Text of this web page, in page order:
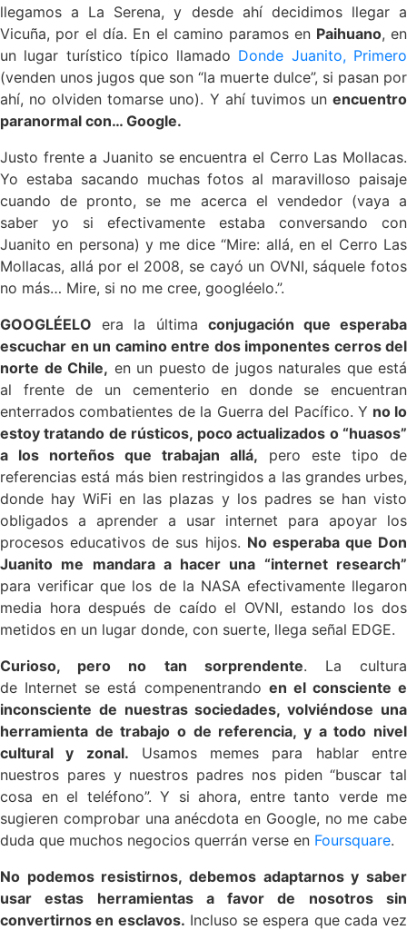
llegamos a La Serena, y desde ahí decidimos llegar a
Vicuña, por el día. En el camino paramos en Paihuano, en
un lugar turístico típico llamado Donde Juanito, Primero
(venden unos jugos que son “la muerte dulce”, si pasan por
ahí, no olviden tomarse uno). Y ahí tuvimos un encuentro
paranormal con… Google.
Justo frente a Juanito se encuentra el Cerro Las Mollacas.
Yo estaba sacando muchas fotos al maravilloso paisaje
cuando de pronto, se me acerca el vendedor (vaya a
saber yo si efectivamente estaba conversando con
Juanito en persona) y me dice “Mire: allá, en el Cerro Las
Mollacas, allá por el 2008, se cayó un OVNI, sáquele fotos
no más… Mire, si no me cree, googléelo.”.
GOOGLÉELO era la última conjugación que esperaba
escuchar en un camino entre dos imponentes cerros del
norte de Chile, en un puesto de jugos naturales que está
al frente de un cementerio en donde se encuentran
enterrados combatientes de la Guerra del Pacífico. Y no lo
estoy tratando de rústicos, poco actualizados o “huasos”
a los norteños que trabajan allá, pero este tipo de
referencias está más bien restringidos a las grandes urbes,
donde hay WiFi en las plazas y los padres se han visto
obligados a aprender a usar internet para apoyar los
procesos educativos de sus hijos. No esperaba que Don
Juanito me mandara a hacer una “internet research”
para verificar que los de la NASA efectivamente llegaron
media hora después de caído el OVNI, estando los dos
metidos en un lugar donde, con suerte, llega señal EDGE.
Curioso, pero no tan sorprendente. La cultura
de Internet se está compenentrando en el consciente e
inconsciente de nuestras sociedades, volviéndose una
herramienta de trabajo o de referencia, y a todo nivel
cultural y zonal. Usamos memes para hablar entre
nuestros pares y nuestros padres nos piden “buscar tal
cosa en el teléfono”. Y si ahora, entre tanto verde me
sugieren comprobar una anécdota en Google, no me cabe
duda que muchos negocios querrán verse en Foursquare.
No podemos resistirnos, debemos adaptarnos y saber
usar estas herramientas a favor de nosotros sin
convertirnos en esclavos. Incluso se espera que cada vez